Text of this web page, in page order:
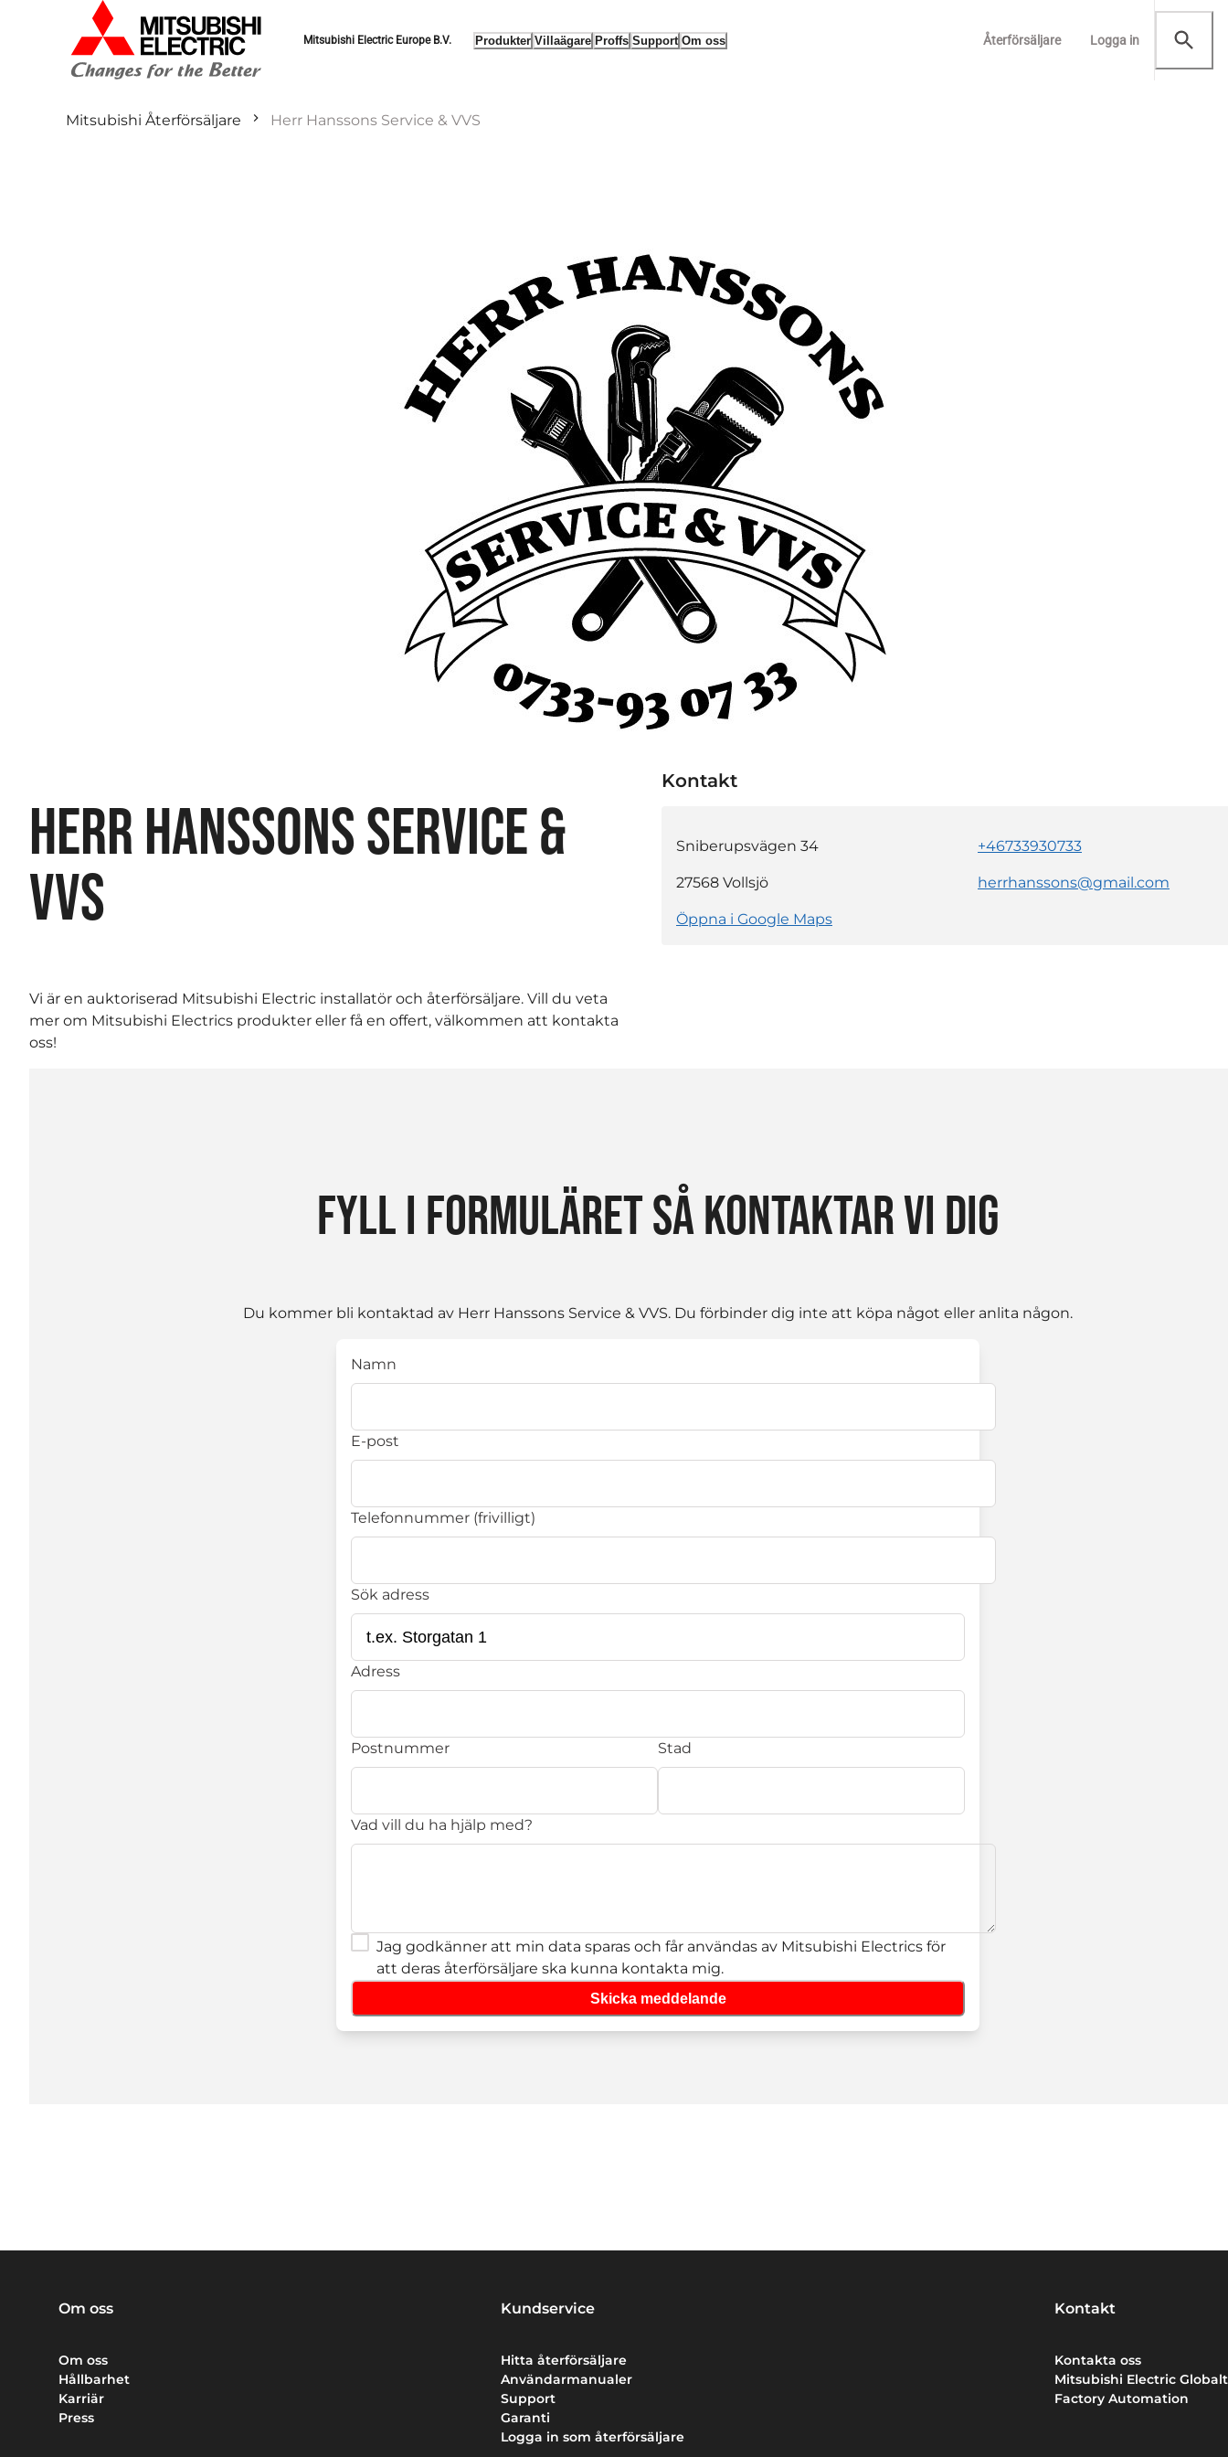
Mitsubishi Electric Europe B.V. Produkter Villaägare Proffs Support Om oss Återförsäljare Logga in
Mitsubishi Återförsäljare Herr Hanssons Service & VVS
HERR HANSSONS SERVICE &
VVS
Vi är en auktoriserad Mitsubishi Electric installatör och återförsäljare. Vill du veta
mer om Mitsubishi Electrics produkter eller få en offert, välkommen att kontakta
oss!
Kontakt
Sniberupsvägen 34
27568 Vollsjö
Öppna i Google Maps
+46733930733
herrhanssons@gmail.com
FYLL I FORMULÄRET SÅ KONTAKTAR VI DIG
Du kommer bli kontaktad av Herr Hanssons Service & VVS. Du förbinder dig inte att köpa något eller anlita någon.
Namn
E-post
Telefonnummer (frivilligt)
Sök adress
Adress
Postnummer Stad
Vad vill du ha hjälp med?
Jag godkänner att min data sparas och får användas av Mitsubishi Electrics för
att deras återförsäljare ska kunna kontakta mig.
Skicka meddelande
Om oss
Om oss
Hållbarhet
Karriär
Press
Kundservice
Hitta återförsäljare
Användarmanualer
Support
Garanti
Logga in som återförsäljare
Kontakt
Kontakta oss
Mitsubishi Electric Globalt
Factory Automation